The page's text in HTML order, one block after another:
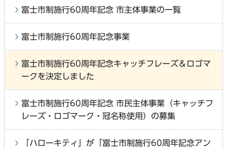
富士市制施行60周年記念 市主体事業の一覧
富士市制施行60周年記念事業
富士市制施行60周年記念キャッチフレーズ＆ロゴマ
ークを決定しました
富士市制施行60周年記念 市民主体事業（キャッチフ
レーズ・ロゴマーク・冠名称使用）の募集
「ハローキティ」が「富士市制施行60周年記念アン